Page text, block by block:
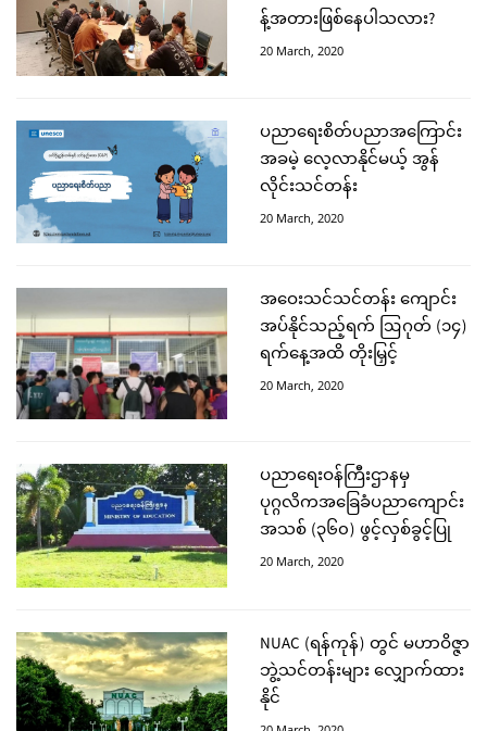
န့်အတားဖြစ်နေပါသလား?
20 March, 2020
ပညာရေးစိတ်ပညာအကြောင်း
အခမဲ့ လေ့လာနိုင်မယ့် အွန်
လိုင်းသင်တန်း
20 March, 2020
အဝေးသင်သင်တန်း ကျောင်း
အပ်နိုင်သည့်ရက် ဩဂုတ် (၁၄)
ရက်နေ့အထိ တိုးမြှင့်
20 March, 2020
ပညာရေးဝန်ကြီးဌာနမှ
ပုဂ္ဂလိကအခြေခံပညာကျောင်း
အသစ် (၃၆၀) ဖွင့်လှစ်ခွင့်ပြု
20 March, 2020
NUAC (ရန်ကုန်) တွင် မဟာဝိဇ္ဇာ
ဘွဲ့သင်တန်းများ လျှောက်ထား
နိုင်